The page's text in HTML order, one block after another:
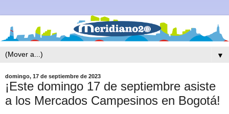
▼
domingo, 17 de septiembre de 2023
¡Este domingo 17 de septiembre asiste
a los Mercados Campesinos en Bogotá!